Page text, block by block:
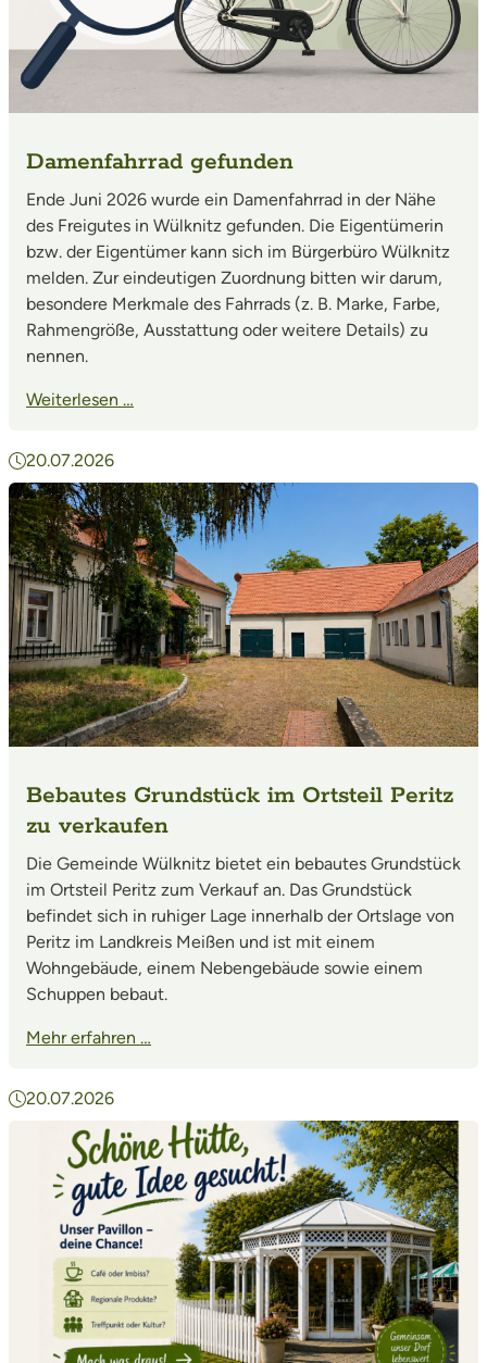
Damenfahrrad gefunden
Ende Juni 2026 wurde ein Damenfahrrad in der Nähe
des Freigutes in Wülknitz gefunden. Die Eigentümerin
bzw. der Eigentümer kann sich im Bürgerbüro Wülknitz
melden. Zur eindeutigen Zuordnung bitten wir darum,
besondere Merkmale des Fahrrads (z. B. Marke, Farbe,
Rahmengröße, Ausstattung oder weitere Details) zu
nennen.
Weiterlesen …
20.07.2026
Bebautes Grundstück im Ortsteil Peritz
zu verkaufen
Die Gemeinde Wülknitz bietet ein bebautes Grundstück
im Ortsteil Peritz zum Verkauf an. Das Grundstück
befindet sich in ruhiger Lage innerhalb der Ortslage von
Peritz im Landkreis Meißen und ist mit einem
Wohngebäude, einem Nebengebäude sowie einem
Schuppen bebaut.
Mehr erfahren …
20.07.2026